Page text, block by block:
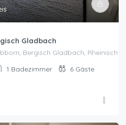
Gladbach
Bergisch Gladbach,
1 Badezimmer 6 Gäste